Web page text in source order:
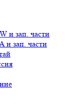
и зап. части
и зап. части